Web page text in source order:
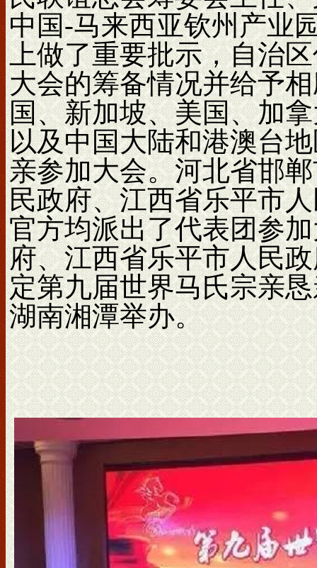
中国-马来西亚钦州产业
上做了重要批示，自治
大会的筹备情况并给予
国、新加坡、美国、加
以及中国大陆和港澳台
亲参加大会。河北省邯
民政府、江西省乐平市
官方均派出了代表团参
府、江西省乐平市人民
定第九届世界马氏宗亲
湖南湘潭举办。